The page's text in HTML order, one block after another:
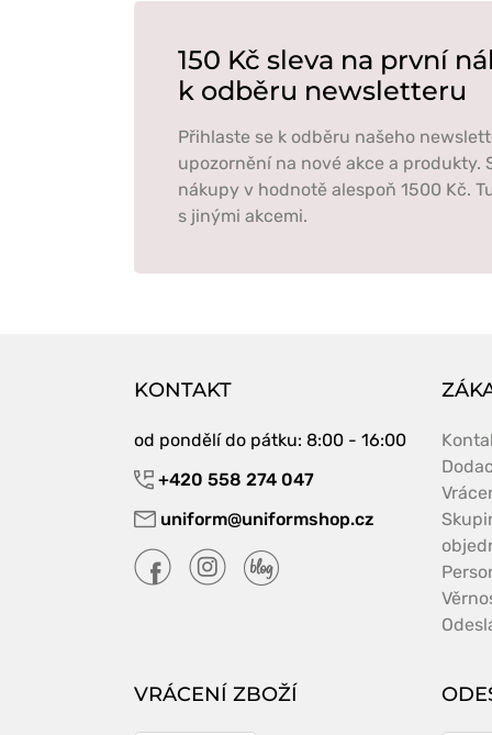
150 Kč sleva na první
k odběru newsletteru
Přihlaste se k odběru našeho
upozornění na nové akce a produkty.
nákupy v hodnotě alespoň 1500 Kč.
s jinými akcemi.
KONTAKT
od pondělí do pátku: 8:00 - 16:00
+420 558 274 047
uniform@uniformshop.cz
VRÁCENÍ ZBOŽÍ